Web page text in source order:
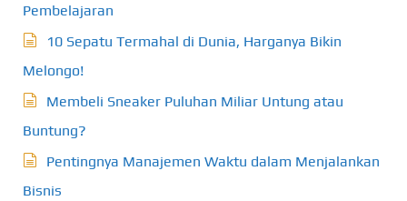
Pembelajaran
10 Sepatu Termahal di Dunia, Harganya Bikin
Melongo!
Membeli Sneaker Puluhan Miliar Untung atau
Buntung?
Pentingnya Manajemen Waktu dalam Menjalankan
Bisnis